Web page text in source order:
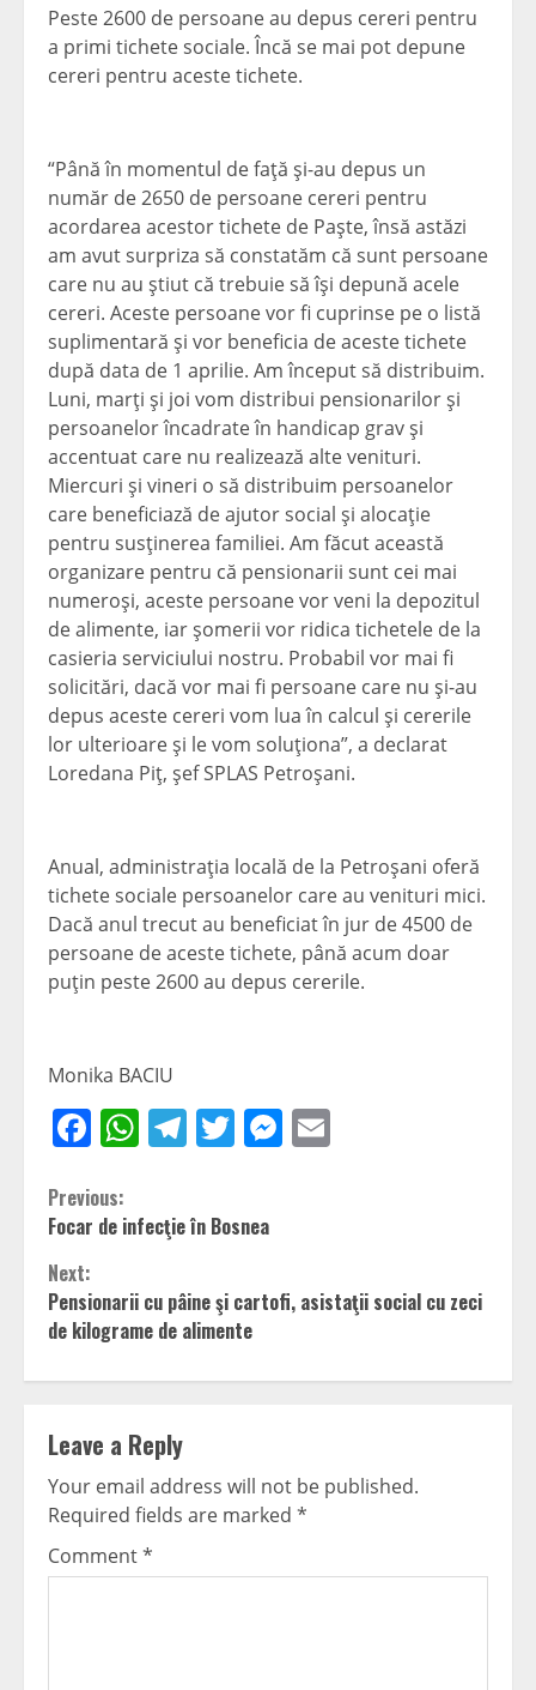
Peste 2600 de persoane au depus cereri pentru
a primi tichete sociale. Încă se mai pot depune
cereri pentru aceste tichete.
“Până în momentul de faţă şi-au depus un
număr de 2650 de persoane cereri pentru
acordarea acestor tichete de Paşte, însă astăzi
am avut surpriza să constatăm că sunt persoane
care nu au ştiut că trebuie să îşi depună acele
cereri. Aceste persoane vor fi cuprinse pe o listă
suplimentară şi vor beneficia de aceste tichete
după data de 1 aprilie. Am început să distribuim.
Luni, marţi şi joi vom distribui pensionarilor şi
persoanelor încadrate în handicap grav şi
accentuat care nu realizează alte venituri.
Miercuri şi vineri o să distribuim persoanelor
care beneficiază de ajutor social şi alocaţie
pentru susţinerea familiei. Am făcut această
organizare pentru că pensionarii sunt cei mai
numeroşi, aceste persoane vor veni la depozitul
de alimente, iar şomerii vor ridica tichetele de la
casieria serviciului nostru. Probabil vor mai fi
solicitări, dacă vor mai fi persoane care nu şi-au
depus aceste cereri vom lua în calcul şi cererile
lor ulterioare şi le vom soluţiona”, a declarat
Loredana Piţ, şef SPLAS Petroşani.
Anual, administraţia locală de la Petroşani oferă
tichete sociale persoanelor care au venituri mici.
Dacă anul trecut au beneficiat în jur de 4500 de
persoane de aceste tichete, până acum doar
puţin peste 2600 au depus cererile.
Monika BACIU
Facebook
WhatsApp
Telegram
TwitterMessenger
Continue
Reading
Previous:
Focar de infecţie în Bosnea
Next:
Pensionarii cu pâine şi cartofi, asistaţii social cu zeci
de kilograme de alimente
Leave a Reply
Your email address will not be published.
Required fields are marked *
Comment*